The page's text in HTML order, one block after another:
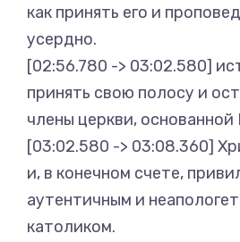
как принять его и
усердно.
[02:56.780 -> 03:02.580]
принять свою полосу и
члены церкви,
[03:02.580 -> 03:08.360]
и, в конечном счете,
аутентичным и
католиком.